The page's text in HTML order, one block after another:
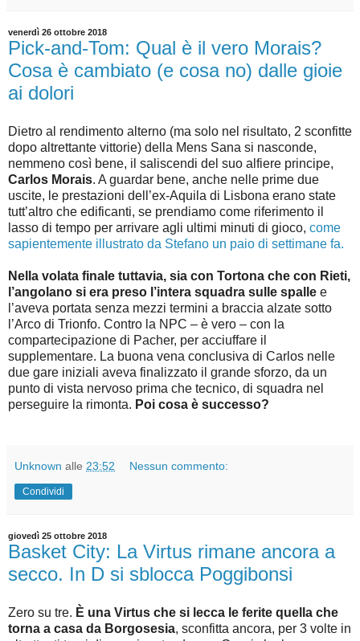
venerdì 26 ottobre 2018
Pick-and-Tom: Qual è il vero Morais?
Cosa è cambiato (e cosa no) dalle gioie
ai dolori
Dietro al rendimento alterno (ma solo nel risultato, 2 sconfitte
dopo altrettante vittorie) della Mens Sana si nasconde,
nemmeno così bene, il saliscendi del suo alfiere principe,
Carlos Morais. A guardar bene, anche nelle prime due
uscite, le prestazioni dell’ex-Aquila di Lisbona erano state
tutt’altro che edificanti, se prendiamo come riferimento il
lasso di tempo per arrivare agli ultimi minuti di gioco, come
sapientemente illustrato da Stefano un paio di settimane fa.
Nella volata finale tuttavia, sia con Tortona che con Rieti,
l’angolano si era preso l’intera squadra sulle spalle e
l’aveva portata senza mezzi termini a braccia alzate sotto
l’Arco di Trionfo. Contro la NPC – è vero – con la
compartecipazione di Pacher, per acciuffare il
supplementare. La buona vena conclusiva di Carlos nelle
due gare iniziali aveva finalizzato il grande sforzo, da un
punto di vista nervoso prima che tecnico, di squadra nel
perseguire la rimonta. Poi cosa è successo?
Unknown alle 23:52 Nessun commento:
Condividi
giovedì 25 ottobre 2018
Basket City: La Virtus rimane ancora a
secco. In D si sblocca Poggibonsi
Zero su tre. È una Virtus che si lecca le ferite quella che
torna a casa da Borgosesia, sconfitta ancora, per 3 volte in